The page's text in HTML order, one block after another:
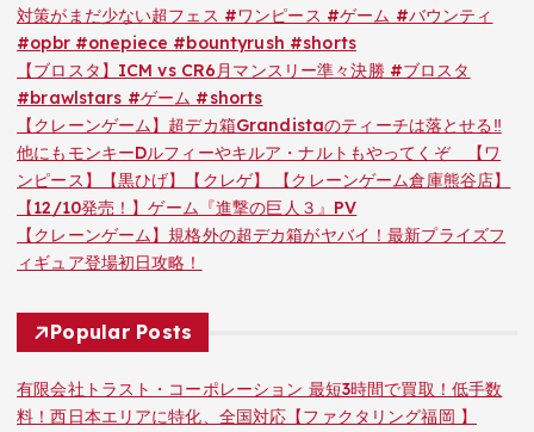
対策がまだ少ない超フェス #ワンピース #ゲーム #バウンティ
#opbr #onepiece #bountyrush #shorts
【ブロスタ】ICM vs CR6月マンスリー準々決勝 #ブロスタ
#brawlstars #ゲーム #shorts
【クレーンゲーム】超デカ箱Grandistaのティーチは落とせる‼︎
他にもモンキーDルフィーやキルア・ナルトもやってくぞ 【ワ
ンピース】【黒ひげ】【クレゲ】 【クレーンゲーム倉庫熊谷店】
【12/10発売！】ゲーム『進撃の巨人３』PV
【クレーンゲーム】規格外の超デカ箱がヤバイ！最新プライズフ
ィギュア登場初日攻略！
Popular Posts
有限会社トラスト・コーポレーション 最短3時間で買取！低手数
料！西日本エリアに特化、全国対応【ファクタリング福岡 】